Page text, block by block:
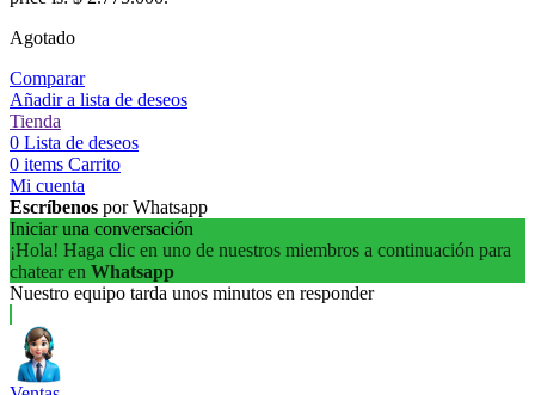
Agotado
Comparar
Añadir a lista de deseos
Tienda
0 Lista de deseos
0 items Carrito
Mi cuenta
Escríbenos por Whatsapp
Iniciar una conversación
¡Hola! Haga clic en uno de nuestros miembros a continuación para
chatear en Whatsapp
Nuestro equipo tarda unos minutos en responder